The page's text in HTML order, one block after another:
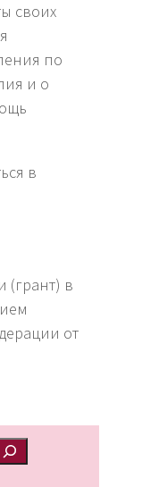
своих
по
и о
в
(грант) в
от